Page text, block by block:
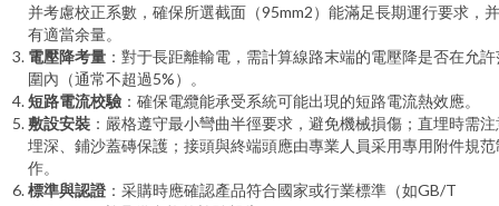
并考慮校正系數，確保所選截面（95mm2）能滿足長期運行要求，
有適當余量。
電壓降考量 ：對于長距離輸電，需計算線路末端的電壓降是否在允許
圍內（通常不超過5%）。
短路電流校驗 ：確保電纜能承受系統可能出現的短路電流熱效應。
敷設安裝 ：嚴格遵守最小彎曲半徑要求，避免機械損傷；直埋時需注
埋深、鋪沙蓋磚保護；接頭與終端頭應由專業人員采用專用附件規范
作。
標準與認證 ：采購時應確認產品符合國家或行業標準（如GB/T